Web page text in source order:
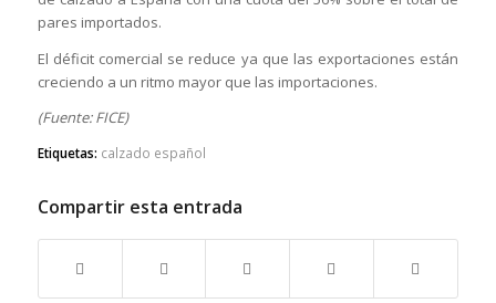
pares importados.
El déficit comercial se reduce ya que las exportaciones están
creciendo a un ritmo mayor que las importaciones.
(Fuente: FICE)
Etiquetas: calzado español
Compartir esta entrada